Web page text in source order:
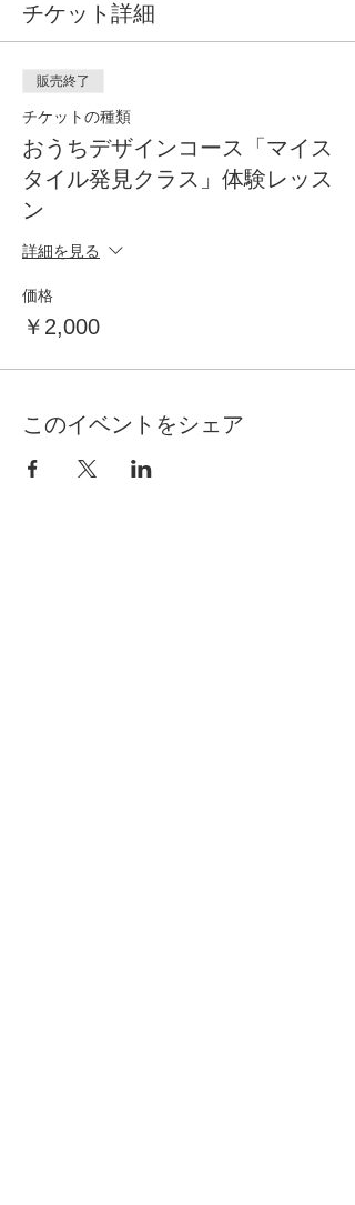
チケット詳細
販売終了
チケットの種類
おうちデザインコース「マイス
タイル発見クラス」体験レッス
ン
詳細を見る
価格
￥2,000
このイベントをシェア